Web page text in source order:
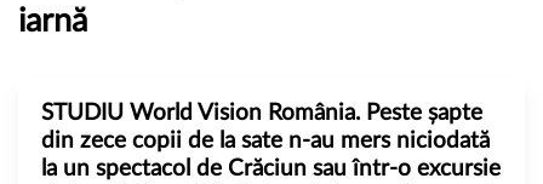
iarnă
STUDIU World Vision România. Peste șapte
din zece copii de la sate n-au mers niciodată
la un spectacol de Crăciun sau într-o excursie